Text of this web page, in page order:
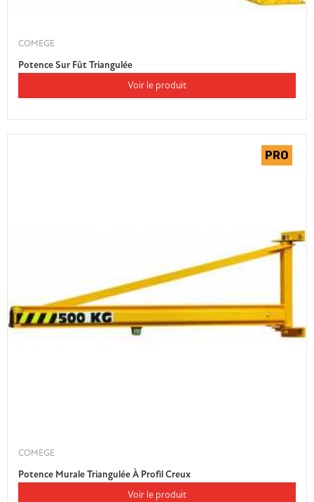
COMEGE
Potence Sur Fût Triangulée
Voir le produit
COMEGE
Potence Murale Triangulée À Profil Creux
Voir le produit